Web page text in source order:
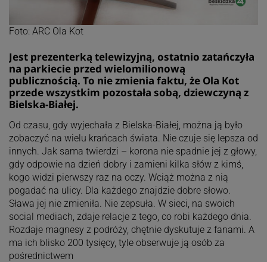
Foto: ARC Ola Kot
Jest prezenterką telewizyjną, ostatnio zatańczyła
na parkiecie przed wielomilionową
publicznością. To nie zmienia faktu, że Ola Kot
przede wszystkim pozostała sobą, dziewczyną z
Bielska-Białej.
Od czasu, gdy wyjechała z Bielska-Białej, można ją było
zobaczyć na wielu krańcach świata. Nie czuje się lepsza od
innych. Jak sama twierdzi – korona nie spadnie jej z głowy,
gdy odpowie na dzień dobry i zamieni kilka słów z kimś,
kogo widzi pierwszy raz na oczy. Wciąż można z nią
pogadać na ulicy. Dla każdego znajdzie dobre słowo.
Sława jej nie zmieniła. Nie zepsuła. W sieci, na swoich
social mediach, zdaje relacje z tego, co robi każdego dnia.
Rozdaje magnesy z podróży, chętnie dyskutuje z fanami. A
ma ich blisko 200 tysięcy, tyle obserwuje ją osób za
pośrednictwem